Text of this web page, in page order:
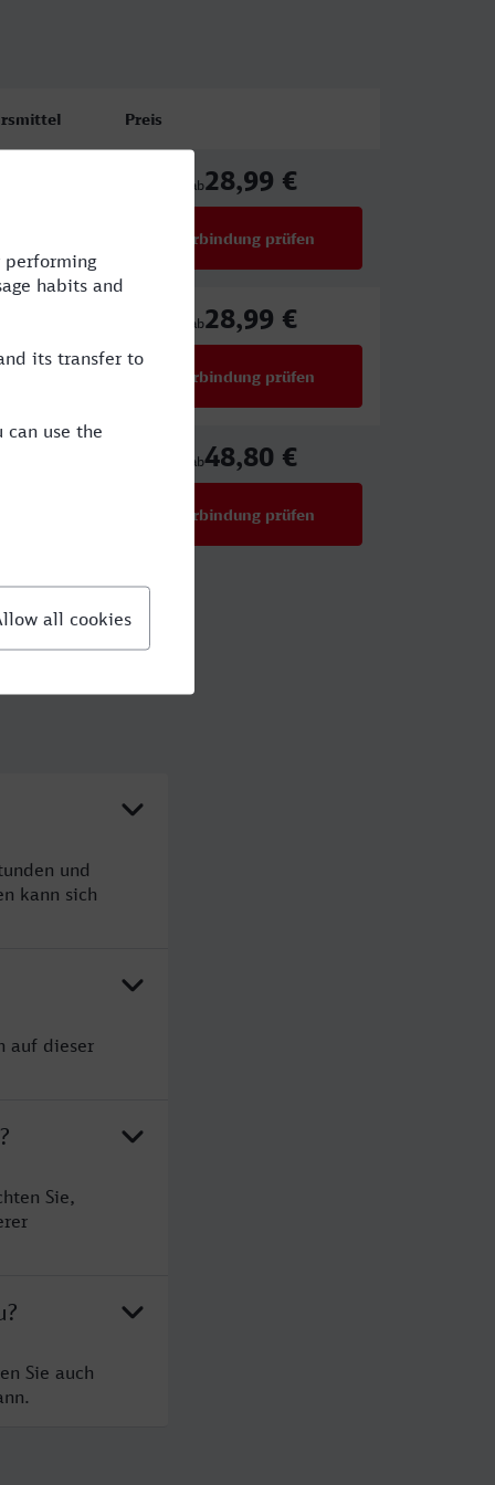
Preis
ab28,99 €
Verbindung prüfen
ab28,99 €
Verbindung prüfen
ab48,80 €
Verbindung prüfen
und
kann sich
auf dieser
Sie,
Sie auch